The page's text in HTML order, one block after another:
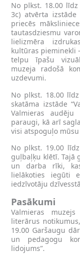
No plkst. 18.00
3c) atvērta
priecēs
tautasdziesmu
lielizmēra
kultūras pieminekli
telpu īpašu
muzeja radošā
uzdevumi.
No plkst. 18.00
skatāma izstāde
Valmieras
paraugi, kā arī
visi atspoguļo
No plkst. 19.00
guļbaļķu klētī. Tajā
un darba rīki,
lielākoties iegūti
iedzīvotāju
Pasākumi
Valmieras
literārus
19.00 Garšaugu
un pedagogu
lidojums”.